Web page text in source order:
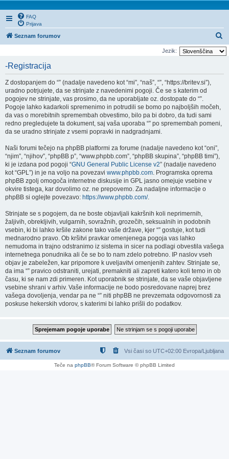
FAQ
Prijava
Seznam forumov
s
Jezik:
-Registracija
Z dostopanjem do “” (nadalje navedeno kot “mi”, “naš”, “”, “https://britev.si”),
uradno potrjujete, da se strinjate z navedenimi pogoji. Če se s katerim od
pogojev ne strinjate, vas prosimo, da ne uporabljate oz. dostopate do “”.
Pogoje lahko kadarkoli spremenimo in potrudili se bomo po najboljših močeh,
da vas o morebitnih spremembah obvestimo, bilo pa bi dobro, da tudi sami
redno pregledujete ta dokument, saj vaša uporaba “” po spremembah pomeni,
da se uradno strinjate z vsemi popravki in nadgradnjami.
Naši forumi tečejo na phpBB platformi za forume (nadalje navedeno kot “oni”,
“njim”, “njihov”, “phpBB p”, “www.phpbb.com”, “phpBB skupina”, “phpBB timi”),
ki je izdana pod pogoji “GNU General Public License v2” (nadalje navedeno
kot “GPL”) in je na voljo na povezavi www.phpbb.com. Programska oprema
phpBB zgolj omogoča internetne diskusije in GPL jasno omejuje vsebine v
okvire tistega, kar dovolimo oz. ne prepovemo. Za nadaljne informacije o
phpBB si oglejte povezavo: https://www.phpbb.com/.
Strinjate se s pogojem, da ne boste objavljali kakršnih koli neprimernih,
žaljivih, obrekljivih, vulgarnih, sovražnih, grozečih, seksualnih in podobnih
vsebin, ki bi lahko kršile zakone tako vaše države, kjer “” gostuje, kot tudi
mednarodno pravo. Ob kršitvi pravkar omenjenega pogoja vas lahko
nemudoma in trajno odstranimo iz sistema in sicer na podlagi obvestila vašega
internetnega ponudnika ali če se bo to nam zdelo potrebno. IP naslov vseh
objav je zabeležen, kar pripomore k uveljavitvi omenjenih zahtev. Strinjate se,
da ima “” pravico odstraniti, urejati, premakniti ali zapreti katero koli temo in ob
času, ki se nam zdi primeren. Kot uporabnik se strinjate, da se vaše objavljene
vsebine shrani v arhiv. Vaše informacije ne bodo posredovane naprej brez
vašega dovoljenja, vendar pa ne “” niti phpBB ne prevzemata odgovornosti za
poskuse hekerskih vdorov, s katerimi bi lahko prišli do podatkov.
Seznam forumov Vsi časi so UTC+02:00 Evropa/Ljubljana
Teče na phpBB® Forum Software © phpBB Limited